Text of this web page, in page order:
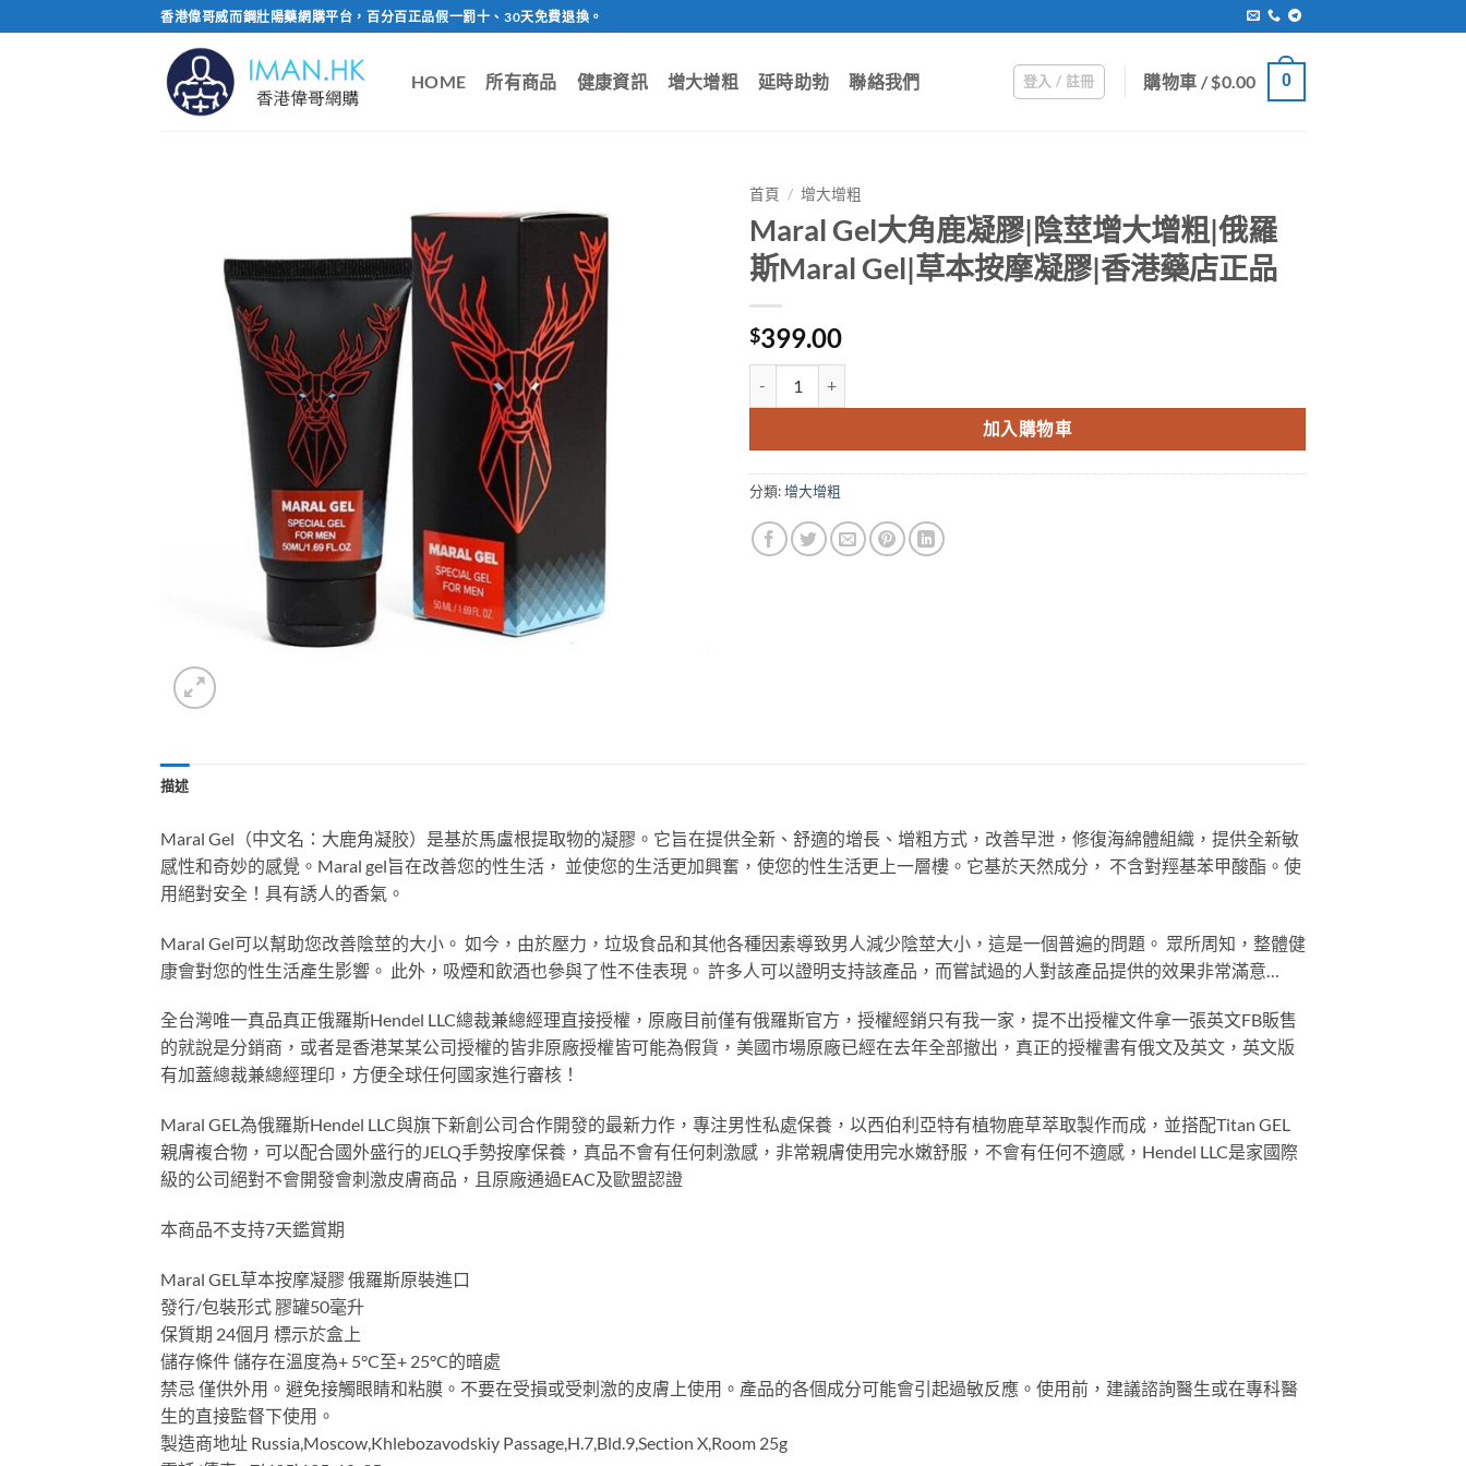
to
香港偉哥威而鋼壯陽藥網購平台，百分百正品假一罰十、30天免費退換。
HOME 所有商品 健康資訊 增大增粗 延時助勃 聯絡我們 登入 / 註冊 購物車 /$0.00 0
首頁 / 增大增粗
Maral Gel大角鹿凝膠|陰莖增大增粗|俄羅
斯Maral Gel|草本按摩凝膠|香港藥店正品
$399.00
加入購物車
分類:增大增粗
描述
Maral Gel（中文名：大鹿角凝胶）是基於馬盧根提取物的凝膠。它旨在提供全新、舒適的增長、增粗方式，改善早泄，修復海綿體組織，提供全新敏
感性和奇妙的感覺。Maral gel旨在改善您的性生活， 並使您的生活更加興奮，使您的性生活更上一層樓。它基於天然成分， 不含對羥基苯甲酸酯。使
用絕對安全！具有誘人的香氣。
Maral Gel可以幫助您改善陰莖的大小。 如今，由於壓力，垃圾食品和其他各種因素導致男人減少陰莖大小，這是一個普遍的問題。 眾所周知，整體健
康會對您的性生活產生影響。 此外，吸煙和飲酒也參與了性不佳表現。 許多人可以證明支持該產品，而嘗試過的人對該產品提供的效果非常滿意…
全台灣唯一真品真正俄羅斯Hendel LLC總裁兼總經理直接授權，原廠目前僅有俄羅斯官方，授權經銷只有我一家，提不出授權文件拿一張英文FB販售
的就說是分銷商，或者是香港某某公司授權的皆非原廠授權皆可能為假貨，美國市場原廠已經在去年全部撤出，真正的授權書有俄文及英文，英文版
有加蓋總裁兼總經理印，方便全球任何國家進行審核！
Maral GEL為俄羅斯Hendel LLC與旗下新創公司合作開發的最新力作，專注男性私處保養，以西伯利亞特有植物鹿草萃取製作而成，並搭配Titan GEL
親膚複合物，可以配合國外盛行的JELQ手勢按摩保養，真品不會有任何刺激感，非常親膚使用完水嫩舒服，不會有任何不適感，Hendel LLC是家國際
級的公司絕對不會開發會刺激皮膚商品，且原廠通過EAC及歐盟認證
本商品不支持7天鑑賞期
Maral GEL草本按摩凝膠 俄羅斯原裝進口
發行/包裝形式 膠罐50毫升
保質期 24個月 標示於盒上
儲存條件 儲存在溫度為+ 5°C至+ 25°C的暗處
禁忌 僅供外用。避免接觸眼睛和粘膜。不要在受損或受刺激的皮膚上使用。產品的各個成分可能會引起過敏反應。使用前，建議諮詢醫生或在專科醫
生的直接監督下使用。
製造商地址 Russia,Moscow,Khlebozavodskiy Passage,H.7,Bld.9,Section X,Room 25g